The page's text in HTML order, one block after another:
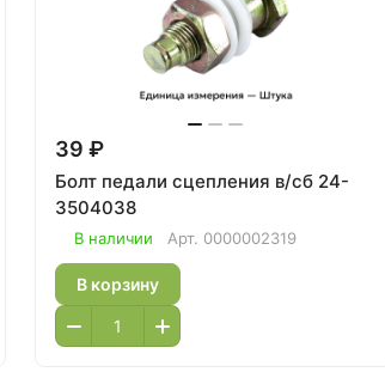
39 ₽
Болт педали сцепления в/сб 24-
3504038
В наличии Арт. 0000002319
В корзину